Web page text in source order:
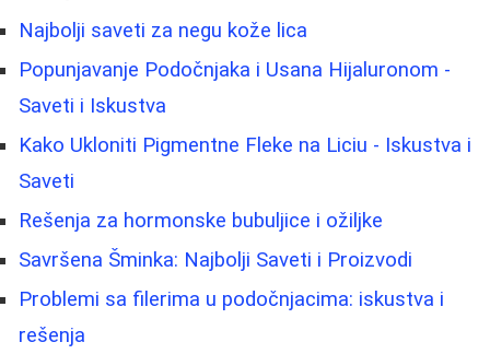
Najbolji saveti za negu kože lica
Popunjavanje Podočnjaka i Usana Hijaluronom -
Saveti i Iskustva
Kako Ukloniti Pigmentne Fleke na Liciu - Iskustva i
Saveti
Rešenja za hormonske bubuljice i ožiljke
Savršena Šminka: Najbolji Saveti i Proizvodi
Problemi sa filerima u podočnjacima: iskustva i
rešenja